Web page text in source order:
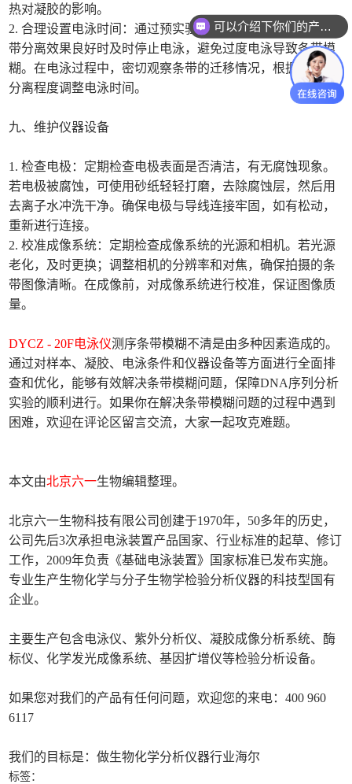
热对凝胶的影响。
2. 合理设置电泳时间：通过预实验确定最佳电泳时间，在条
带分离效果良好时及时停止电泳，避免过度电泳导致条带模
糊。在电泳过程中，密切观察条带的迁移情况，根据条带的
分离程度调整电泳时间。
九、维护仪器设备
1. 检查电极：定期检查电极表面是否清洁，有无腐蚀现象。
若电极被腐蚀，可使用砂纸轻轻打磨，去除腐蚀层，然后用
去离子水冲洗干净。确保电极与导线连接牢固，如有松动，
重新进行连接。
2. 校准成像系统：定期检查成像系统的光源和相机。若光源
老化，及时更换；调整相机的分辨率和对焦，确保拍摄的条
带图像清晰。在成像前，对成像系统进行校准，保证图像质
量。
DYCZ - 20F电泳仪测序条带模糊不清是由多种因素造成的。
通过对样本、凝胶、电泳条件和仪器设备等方面进行全面排
查和优化，能够有效解决条带模糊问题，保障DNA序列分析
实验的顺利进行。如果你在解决条带模糊问题的过程中遇到
困难，欢迎在评论区留言交流，大家一起攻克难题。
本文由北京六一生物编辑整理。
北京六一生物科技有限公司创建于1970年，50多年的历史，
公司先后3次承担电泳装置产品国家、行业标准的起草、修订
工作，2009年负责《基础电泳装置》国家标准已发布实施。
专业生产生物化学与分子生物学检验分析仪器的科技型国有
企业。
主要生产包含电泳仪、紫外分析仪、凝胶成像分析系统、酶
标仪、化学发光成像系统、基因扩增仪等检验分析设备。
如果您对我们的产品有任何问题，欢迎您的来电：400 960
6117
我们的目标是：做生物化学分析仪器行业海尔
标签：
可以介绍下你们的产品么